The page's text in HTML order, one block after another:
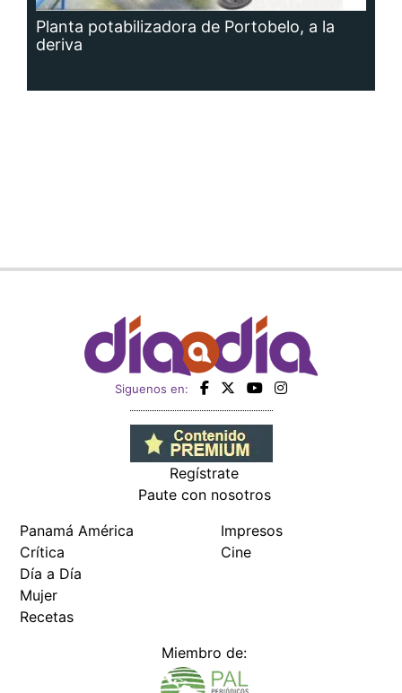
Planta potabilizadora de Portobelo, a la
deriva
Siguenos en:
Regístrate
Paute con nosotros
Panamá América
Crítica
Día a Día
Mujer
Recetas
Impresos
Cine
Miembro de: